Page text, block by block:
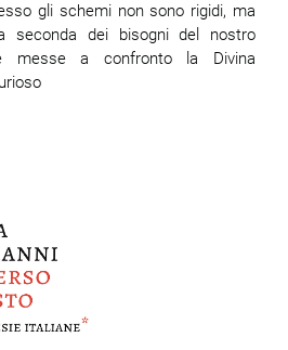
gli schemi non sono rigidi, ma
seconda dei bisogni del nostro
messe a confronto la Divina